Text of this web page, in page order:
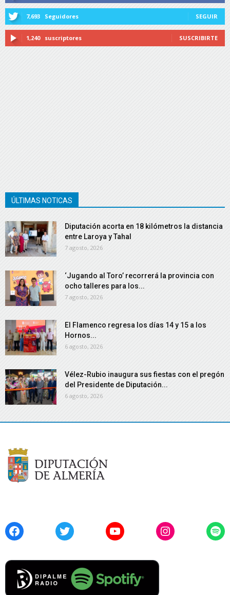
7,693 Seguidores SEGUIR
1,240 suscriptores SUSCRIBIRTE
ÚLTIMAS NOTICAS
Diputación acorta en 18 kilómetros la distancia
entre Laroya y Tahal
7 agosto, 2026
‘Jugando al Toro’ recorrerá la provincia con
ocho talleres para los...
7 agosto, 2026
El Flamenco regresa los días 14 y 15 a los
Hornos...
6 agosto, 2026
Vélez-Rubio inaugura sus fiestas con el pregón
del Presidente de Diputación...
6 agosto, 2026
FacebookTwitter YouTubeInstagram